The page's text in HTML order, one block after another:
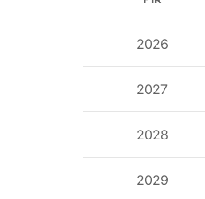
2026
2027
2028
2029